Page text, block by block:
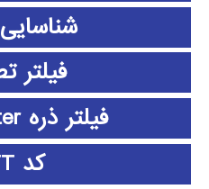
فیلتر
فیلتر ذره particle filter
کد SIFT